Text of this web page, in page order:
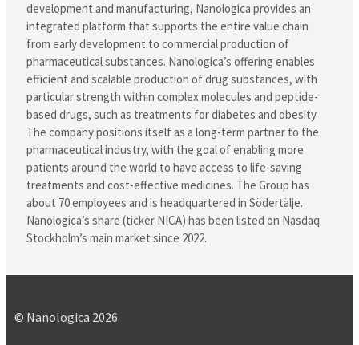
development and manufacturing, Nanologica provides an
integrated platform that supports the entire value chain
from early development to commercial production of
pharmaceutical substances. Nanologica’s offering enables
efficient and scalable production of drug substances, with
particular strength within complex molecules and peptide-
based drugs, such as treatments for diabetes and obesity.
The company positions itself as a long-term partner to the
pharmaceutical industry, with the goal of enabling more
patients around the world to have access to life-saving
treatments and cost-effective medicines. The Group has
about 70 employees and is headquartered in Södertälje.
Nanologica’s share (ticker NICA) has been listed on Nasdaq
Stockholm’s main market since 2022.
© Nanologica 2026